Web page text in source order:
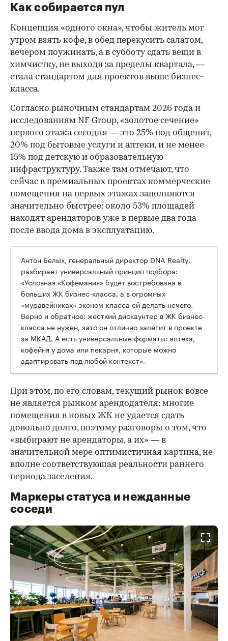
Как собирается пул
Концепция «одного окна», чтобы житель мог
утром взять кофе, в обед перекусить салатом,
вечером поужинать, а в субботу сдать вещи в
химчистку, не выходя за пределы квартала, —
стала стандартом для проектов выше бизнес-
класса.
Согласно рыночным стандартам 2026 года и
исследованиям NF Group, «золотое сечение»
первого этажа сегодня — это 25% под общепит,
20% под бытовые услуги и аптеки, и не менее
15% под детскую и образовательную
инфраструктуру. Также там отмечают, что
сейчас в премиальных проектах коммерческие
помещения на первых этажах заполняются
значительно быстрее: около 53% площадей
находят арендаторов уже в первые два года
после ввода дома в эксплуатацию.
Антон Белых, генеральный директор DNA Realty,
разбирает универсальный принцип подбора:
«Условная «Кофемания» будет востребована в
больших ЖК бизнес-класса, а в огромных
«муравейниках» эконом-класса ей делать нечего.
Верно и обратное: жесткий дискаунтер в ЖК бизнес-
класса не нужен, зато он отлично залетит в проекте
за МКАД. А есть универсальные форматы: аптека,
кофейня у дома или пекарня, которые можно
адаптировать под любой контекст».
При этом, по его словам, текущий рынок вовсе
не является рынком арендодателя: многие
помещения в новых ЖК не удается сдать
довольно долго, поэтому разговоры о том, что
«выбирают не арендаторы, а их» — в
значительной мере оптимистичная картина, не
вполне соответствующая реальности раннего
периода заселения.
Маркеры статуса и нежданные
соседи